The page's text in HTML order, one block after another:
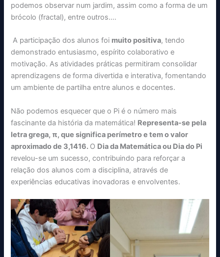
podemos observar num jardim, assim como a forma de um
brócolo (fractal), entre outros….
A participação dos alunos foi muito positiva, tendo
demonstrado entusiasmo, espírito colaborativo e
motivação. As atividades práticas permitiram consolidar
aprendizagens de forma divertida e interativa, fomentando
um ambiente de partilha entre alunos e docentes.
Não podemos esquecer que o Pi é o número mais
fascinante da história da matemática! Representa-se pela
letra grega, π, que significa perímetro e tem o valor
aproximado de 3,1416. O Dia da Matemática ou Dia do Pi
revelou-se um sucesso, contribuindo para reforçar a
relação dos alunos com a disciplina, através de
experiências educativas inovadoras e envolventes.